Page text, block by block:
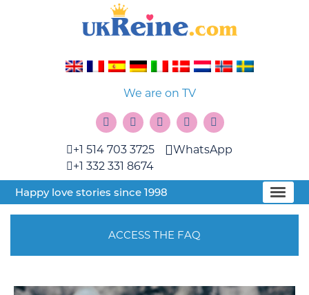
We are on TV
+1 514 703 3725
+1 332 331 8674
WhatsApp
Happy love stories since 1998
ACCESS THE FAQ